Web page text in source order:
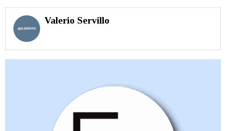
Valerio Servillo